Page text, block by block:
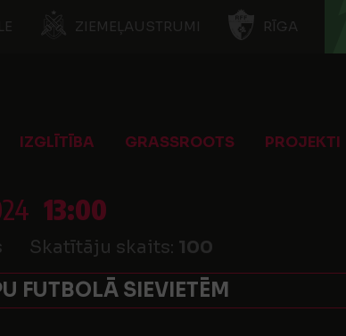
ZIEMEĻAUSTRUMI RĪGA
IZGLĪTĪBA GRASSROOTS PROJEKTI
13:00
Skatītāju skaits: 100
FUTBOLĀ SIEVIETĒM